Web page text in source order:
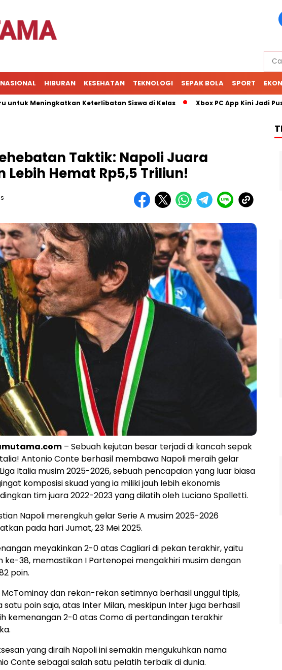
HIBURAN KESEHATAN TEKNOLOGI SEPAK BOLA SPORT
Keterlibatan Siswa di Kelas Xbox PC App Kini Jadi Pusat
Taktik: Napoli Juara
Hemat Rp5,5 Triliun!
– Sebuah kejutan besar terjadi di kancah sepak
Antonio Conte berhasil membawa Napoli meraih gelar
Italia musim 2025-2026, sebuah pencapaian yang luar biasa
komposisi skuad yang ia miliki jauh lebih ekonomis
tim juara 2022-2023 yang dilatih oleh Luciano Spalletti.
Napoli merengkuh gelar Serie A musim 2025-2026
pada hari Jumat, 23 Mei 2025.
meyakinkan 2-0 atas Cagliari di pekan terakhir, yaitu
ke-38, memastikan I Partenopei mengakhiri musim dengan
poin.
dan rekan-rekan setimnya berhasil unggul tipis,
satu poin saja, atas Inter Milan, meskipun Inter juga berhasil
kemenangan 2-0 atas Como di pertandingan terakhir
yang diraih Napoli ini semakin mengukuhkan nama
Conte sebagai salah satu pelatih terbaik di dunia.